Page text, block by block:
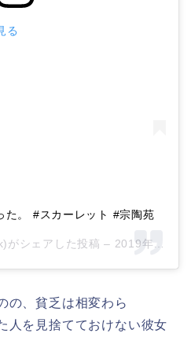
る
た。 #スカーレット #宗陶苑
がシェアした投稿 – 2019年 4月月
の、貧乏は相変わら
人を見捨てておけない彼女